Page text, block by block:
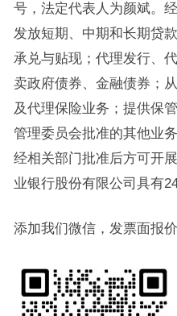
号，法定代表人为颜斌。
发放短期、中期和长期贷
承兑与贴现；代理发行、
卖政府债券、金融债券；
及代理保险业务；提供保
管理委员会批准的其他业
经相关部门批准后方可开
业银行股份有限公司具有
添加我们微信，发票面报